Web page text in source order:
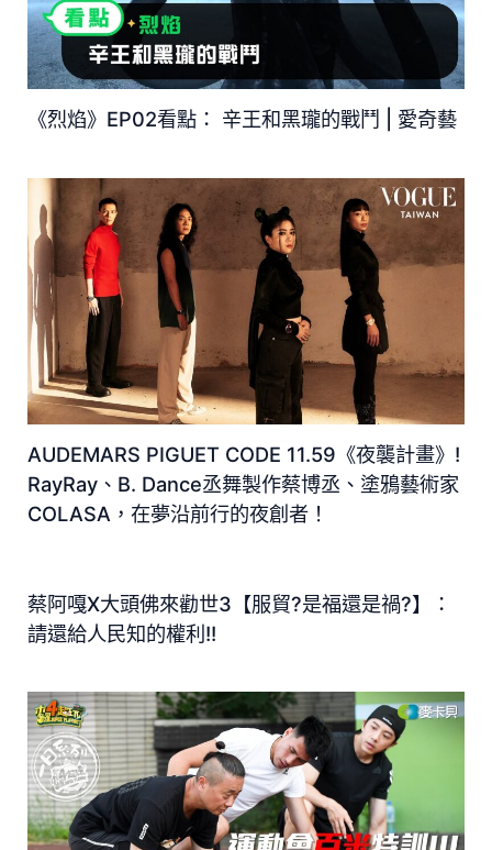
《烈焰》EP02看點： 辛王和黑瓏的戰鬥 | 愛奇藝
AUDEMARS PIGUET CODE 11.59《夜襲計畫》!
RayRay、B. Dance丞舞製作蔡博丞、塗鴉藝術家
COLASA，在夢沿前行的夜創者！
蔡阿嘎X大頭佛來勸世3【服貿?是福還是禍?】：
請還給人民知的權利!!